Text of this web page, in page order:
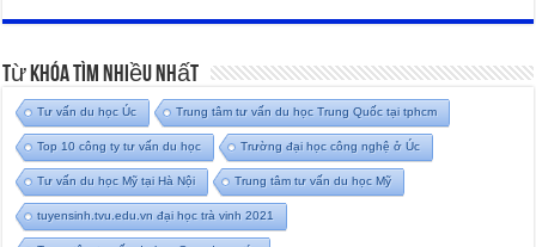
Từ Khóa Tìm Nhiều Nhất
Tư vấn du học Úc Trung tâm tư vấn du học Trung Quốc tại tphcm
Top 10 công ty tư vấn du học Trường đại học công nghệ ở Úc
Tư vấn du học Mỹ tại Hà Nội Trung tâm tư vấn du học Mỹ
tuyensinh.tvu.edu.vn đại học trà vinh 2021